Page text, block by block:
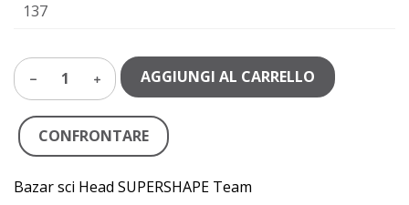
137
1 AGGIUNGI AL CARRELLO
CONFRONTARE
Bazar sci Head SUPERSHAPE Team